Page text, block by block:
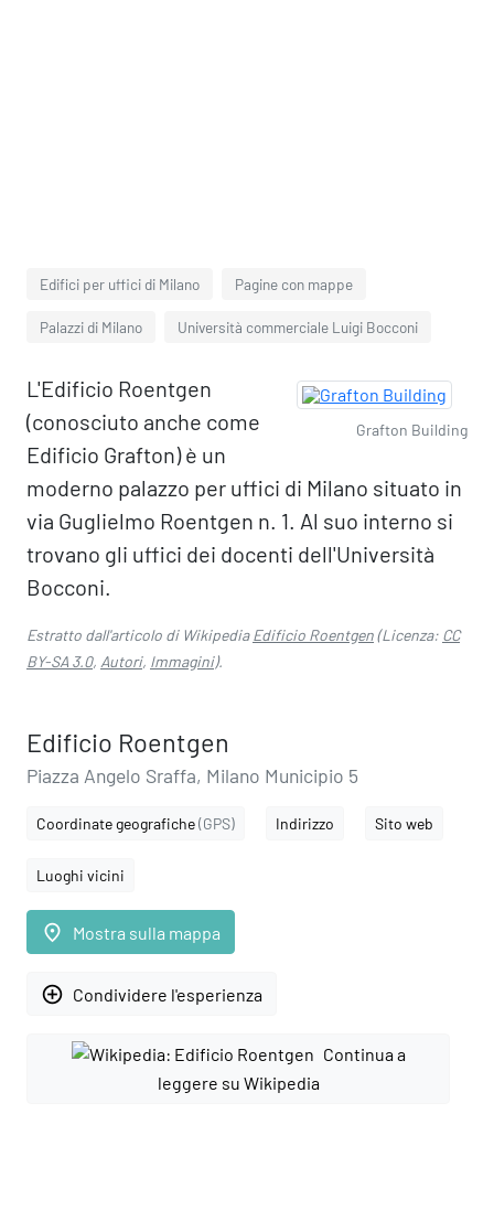
Edifici per uffici di Milano Pagine con mappe
Palazzi di Milano Università commerciale Luigi Bocconi
Grafton Building
L'Edificio Roentgen
(conosciuto anche come
Edificio Grafton) è un
moderno palazzo per uffici di Milano situato in
via Guglielmo Roentgen n. 1. Al suo interno si
trovano gli uffici dei docenti dell'Università
Bocconi.
Estratto dall'articolo di WikipediaEdificio Roentgen(Licenza: CC
BY-SA 3.0, Autori, Immagini).
Edificio Roentgen
Piazza Angelo Sraffa, Milano Municipio 5
Coordinate geografiche(GPS) Indirizzo Sito web
Luoghi vicini
place Mostra sulla mappa
add_circle_outline Condividere l'esperienza
Continua a
leggere su Wikipedia